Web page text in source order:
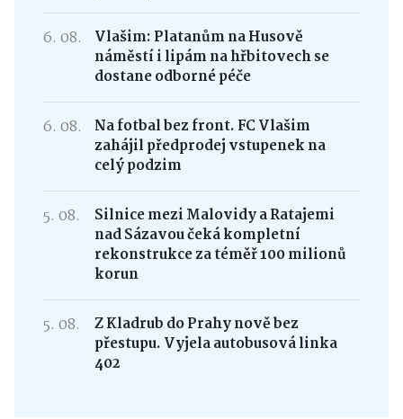
6. 08.
Vlašim: Platanům na Husově
náměstí i lipám na hřbitovech se
dostane odborné péče
6. 08.
Na fotbal bez front. FC Vlašim
zahájil předprodej vstupenek na
celý podzim
5. 08.
Silnice mezi Malovidy a Ratajemi
nad Sázavou čeká kompletní
rekonstrukce za téměř 100 milionů
korun
5. 08.
Z Kladrub do Prahy nově bez
přestupu. Vyjela autobusová linka
402